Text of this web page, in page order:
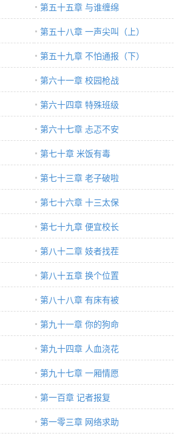
第五十五章 与谁缠绵
第五十八章 一声尖叫（上）
第五十九章 不怕通报（下）
第六十一章 校园枪战
第六十四章 特殊班级
第六十七章 忐忑不安
第七十章 米饭有毒
第七十三章 老子破啦
第七十六章 十三太保
第七十九章 便宜校长
第八十二章 妓者找茬
第八十五章 换个位置
第八十八章 有床有被
第九十一章 你的狗命
第九十四章 人血浇花
第九十七章 一厢情愿
第一百章 记者报复
第一零三章 网络求助